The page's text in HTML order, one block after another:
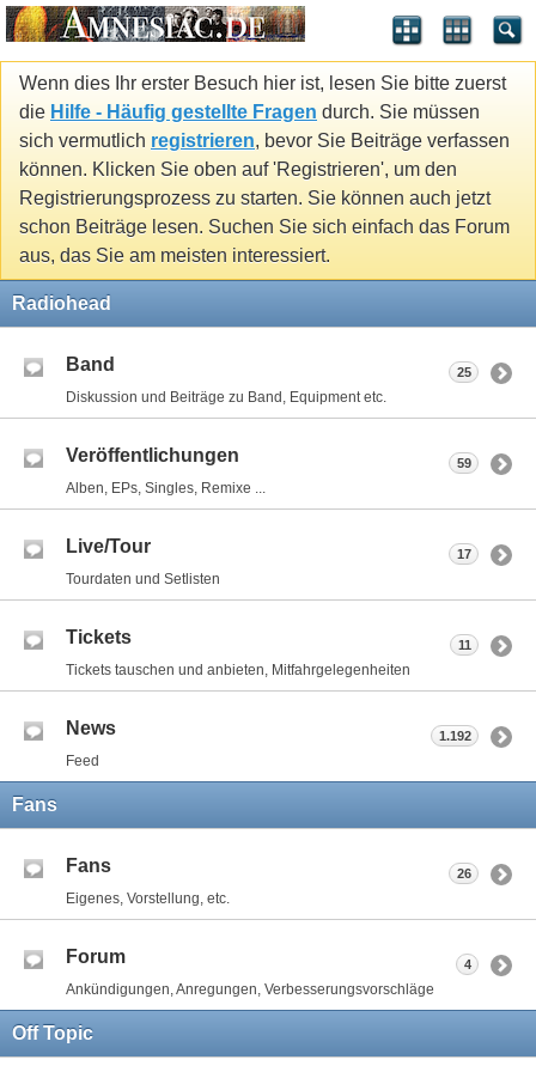
Wenn dies Ihr erster Besuch hier ist, lesen Sie bitte zuerst
die Hilfe - Häufig gestellte Fragen durch. Sie müssen
sich vermutlich registrieren, bevor Sie Beiträge verfassen
können. Klicken Sie oben auf 'Registrieren', um den
Registrierungsprozess zu starten. Sie können auch jetzt
schon Beiträge lesen. Suchen Sie sich einfach das Forum
aus, das Sie am meisten interessiert.
Radiohead
Band
Diskussion und Beiträge zu Band, Equipment etc.
25
Veröffentlichungen
Alben, EPs, Singles, Remixe ...
59
Live/Tour
Tourdaten und Setlisten
17
Tickets
Tickets tauschen und anbieten, Mitfahrgelegenheiten
11
News
Feed
1.192
Fans
Fans
Eigenes, Vorstellung, etc.
26
Forum
Ankündigungen, Anregungen, Verbesserungsvorschläge
4
Off Topic